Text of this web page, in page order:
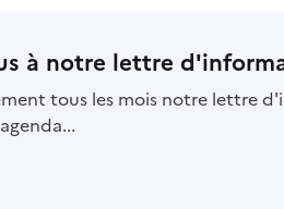
à notre lettre
tous les mois notre lettre